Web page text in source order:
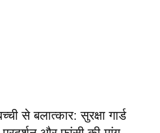
से बलात्कार: सुरक्षा गार्ड